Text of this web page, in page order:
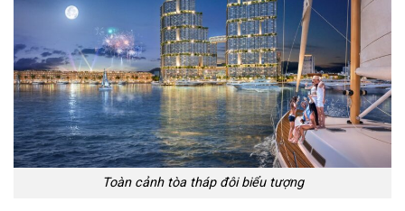
Toàn cảnh tòa tháp đôi biểu tượng